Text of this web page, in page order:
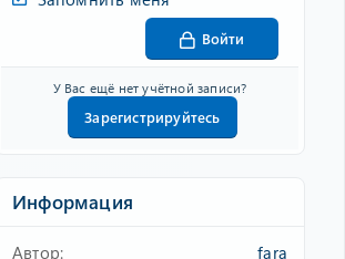
Войти
У Вас ещё нет учётной записи?
Зарегистрируйтесь
Информация
Автор
fara